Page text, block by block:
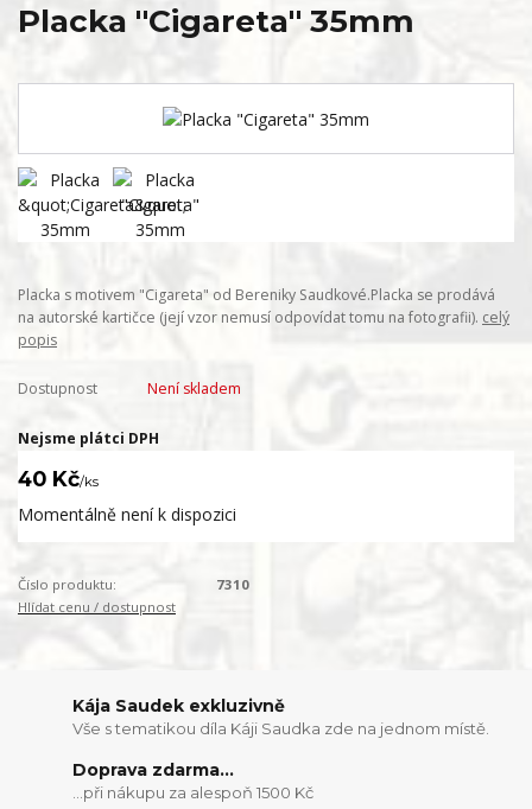
Placka "Cigareta" 35mm
Placka s motivem "Cigareta" od Bereniky Saudkové.Placka se prodává
na autorské kartičce (její vzor nemusí odpovídat tomu na fotografii). celý
popis
Dostupnost Není skladem
Nejsme plátci DPH
40 Kč/ks
Momentálně není k dispozici
Číslo produktu:
7310
Hlídat cenu / dostupnost
Kája Saudek exkluzivně
Vše s tematikou díla Káji Saudka zde na jednom místě.
Doprava zdarma...
...při nákupu za alespoň 1500 Kč